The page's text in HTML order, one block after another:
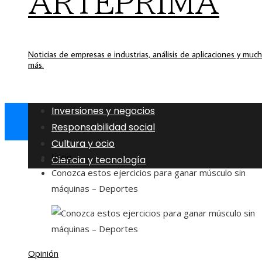
Noticias de empresas e industrias, análisis de aplicaciones y
más.
Inversiones y negocios
Responsabilidad social
Cultura y ocio
Ciencia y tecnología
Inicio
Conozca estos ejercicios para ganar músculo sin
máquinas – Deportes
Opinión